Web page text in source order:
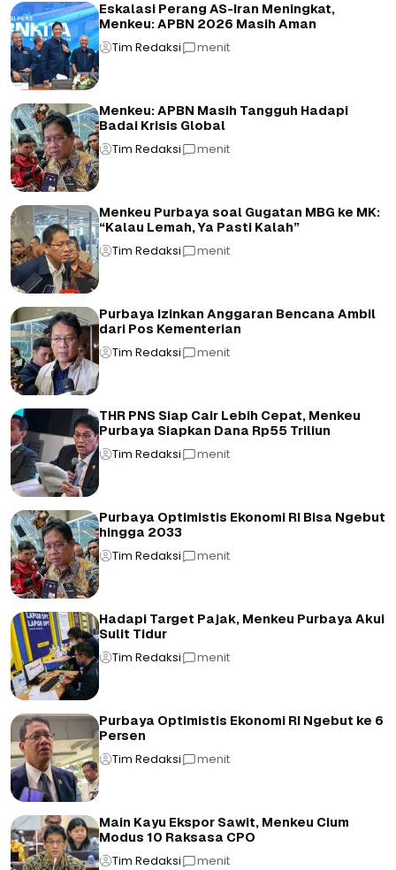
Eskalasi Perang AS-Iran Meningkat,
Menkeu: APBN 2026 Masih Aman
Tim Redaksi menit
Menkeu: APBN Masih Tangguh Hadapi
Badai Krisis Global
Tim Redaksi menit
Menkeu Purbaya soal Gugatan MBG ke MK:
“Kalau Lemah, Ya Pasti Kalah”
Tim Redaksi menit
Purbaya Izinkan Anggaran Bencana Ambil
dari Pos Kementerian
Tim Redaksi menit
THR PNS Siap Cair Lebih Cepat, Menkeu
Purbaya Siapkan Dana Rp55 Triliun
Tim Redaksi menit
Purbaya Optimistis Ekonomi RI Bisa Ngebut
hingga 2033
Tim Redaksi menit
Hadapi Target Pajak, Menkeu Purbaya Akui
Sulit Tidur
Tim Redaksi menit
Purbaya Optimistis Ekonomi RI Ngebut ke 6
Persen
Tim Redaksi menit
Main Kayu Ekspor Sawit, Menkeu Cium
Modus 10 Raksasa CPO
Tim Redaksi menit